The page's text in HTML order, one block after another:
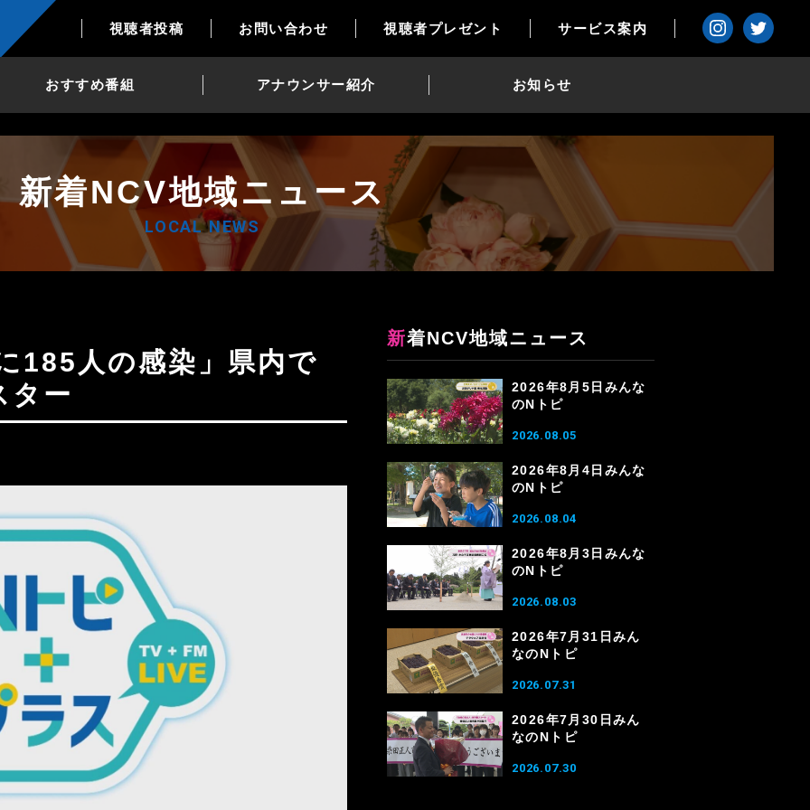
視聴者投稿 お問い合わせ 視聴者プレゼント サービス案内
おすすめ番組 アナウンサー紹介 お知らせ
新着NCV地域ニュース
LOCAL NEWS
ター
新着NCV地域ニュース
2026年8月5日みんな
のNトピ
2026.08.05
2026年8月4日みんな
のNトピ
2026.08.04
2026年8月3日みんな
のNトピ
2026.08.03
2026年7月31日みん
なのNトピ
2026.07.31
2026年7月30日みん
なのNトピ
2026.07.30